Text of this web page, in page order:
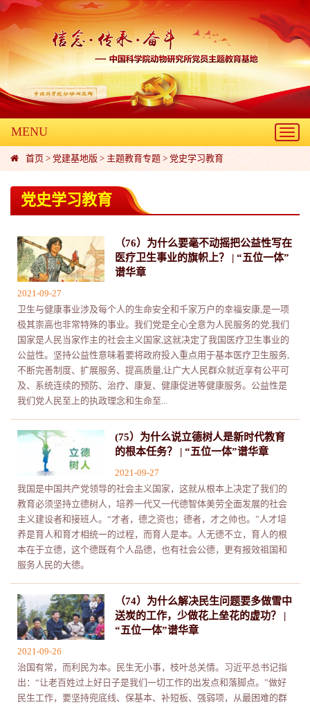
MENU
首页 > 党建基地版 > 主题教育专题 > 党史学习教育
党史学习教育
（76）为什么要毫不动摇把公益性写在
医疗卫生事业的旗帜上？ | “五位一体”
谱华章
2021-09-27
卫生与健康事业涉及每个人的生命安全和千家万户的幸福安康,是一项
极其崇高也非常特殊的事业。我们党是全心全意为人民服务的党,我们
国家是人民当家作主的社会主义国家,这就决定了我国医疗卫生事业的
公益性。坚持公益性意味着要将政府投入重点用于基本医疗卫生服务,
不断完善制度、扩展服务、提高质量,让广大人民群众就近享有公平可
及、系统连续的预防、治疗、康复、健康促进等健康服务。公益性是
我们党人民至上的执政理念和生命至...
(75）为什么说立德树人是新时代教育
的根本任务？ | “五位一体”谱华章
2021-09-27
我国是中国共产党领导的社会主义国家，这就从根本上决定了我们的
教育必须坚持立德树人，培养一代又一代德智体美劳全面发展的社会
主义建设者和接班人。“才者，德之资也；德者，才之帅也。”人才培
养是育人和育才相统一的过程，而育人是本。人无德不立，育人的根
本在于立德，这个德既有个人品德，也有社会公德，更有报效祖国和
服务人民的大德。
（74）为什么解决民生问题要多做雪中
送炭的工作，少做花上垒花的虚功？ |
“五位一体”谱华章
2021-09-26
治国有常，而利民为本。民生无小事，枝叶总关情。习近平总书记指
出：“让老百姓过上好日子是我们一切工作的出发点和落脚点。”做好
民生工作，要坚持兜底线、保基本、补短板、强弱项，从最困难的群